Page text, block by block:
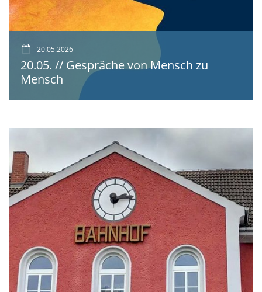
20.05.2026
20.05. // Gespräche von Mensch zu
Mensch